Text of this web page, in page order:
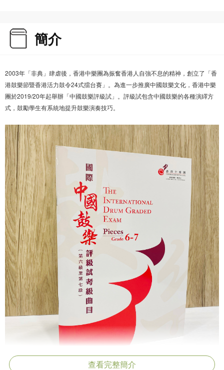
簡介
2003年「非典」肆虐後，香港中樂團為振奮香港人自強不息的精神，創立了「香
港鼓樂節暨香港活力鼓令24式擂台賽」。為進一步推廣中國鼓樂文化，香港中樂
團於2019/20年起舉辦「中國鼓樂評級試」。評級試包含中國鼓樂的各種演繹方
式，鼓勵學生有系統地提升鼓樂演奏技巧。
查看完整簡介